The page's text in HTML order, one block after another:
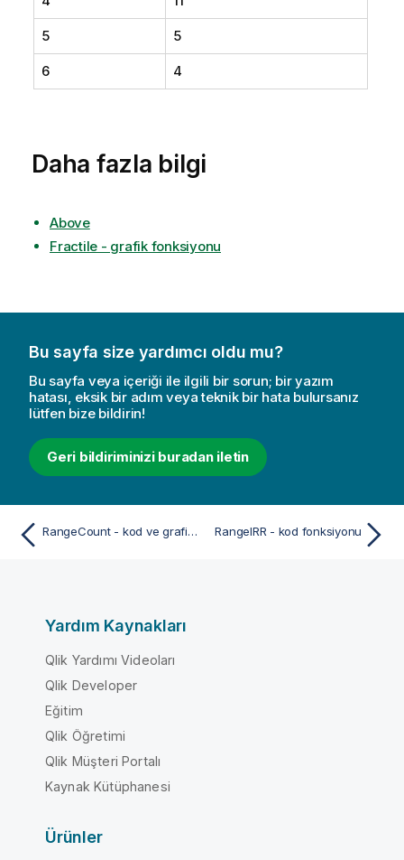
5 5
6 4
Daha fazla bilgi
Above
Fractile - grafik fonksiyonu
Bu sayfa size yardımcı oldu mu?
Bu sayfa veya içeriği ile ilgili bir sorun; bir yazım
hatası, eksik bir adım veya teknik bir hata bulursanız
lütfen bize bildirin!
Geri bildiriminizi buradan iletin
RangeCount - kod ve grafik fonksiyonu RangeIRR - kod fonksiyonu
Yardım Kaynakları
Qlik Yardımı Videoları
Qlik Developer
Eğitim
Qlik Öğretimi
Qlik Müşteri Portalı
Kaynak Kütüphanesi
Ürünler